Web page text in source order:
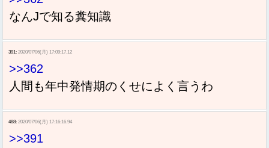
なんJで知る糞知識
391: 2020/07/06(月) 17:09:17.12
>>362
人間も年中発情期のくせによく言うわ
488: 2020/07/06(月) 17:16:16.94
>>391